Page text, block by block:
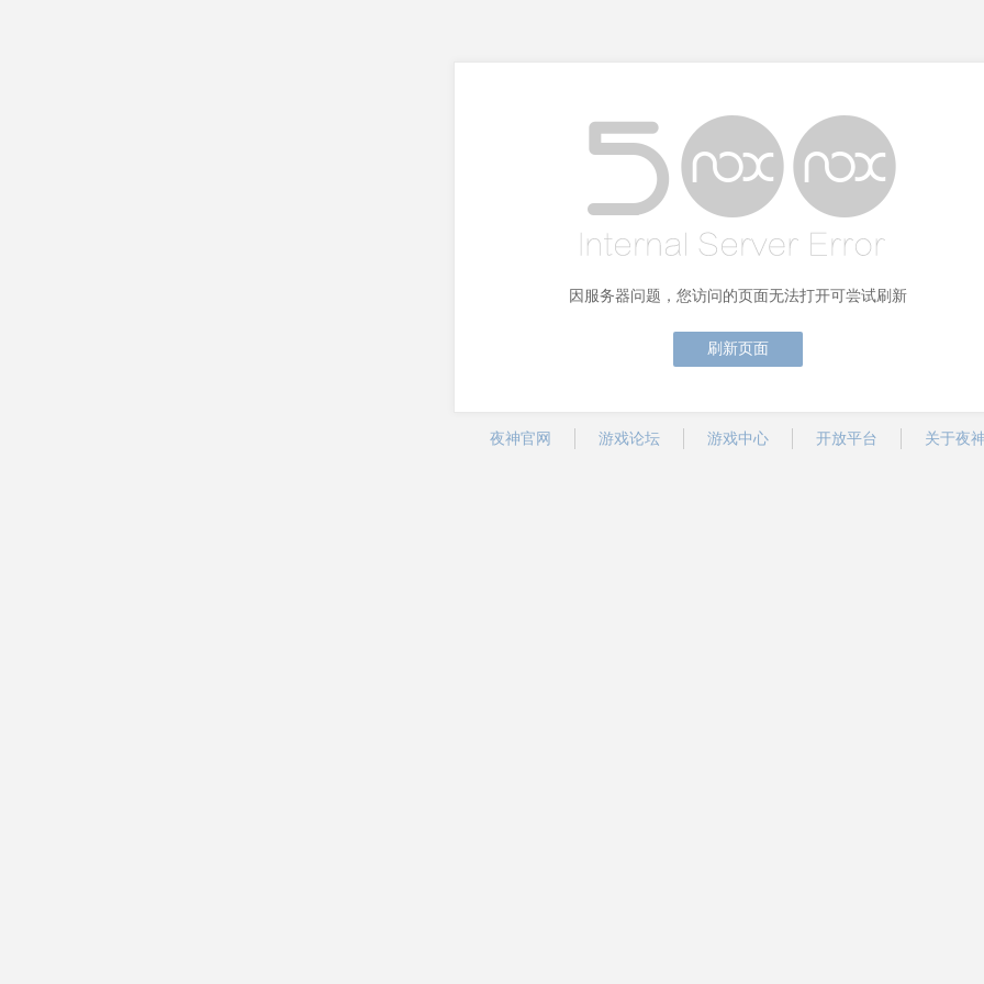
因服务器问题，您访问的页面无法打开可尝试刷新
刷新页面
夜神官网 游戏论坛 游戏中心 开放平台 关于夜